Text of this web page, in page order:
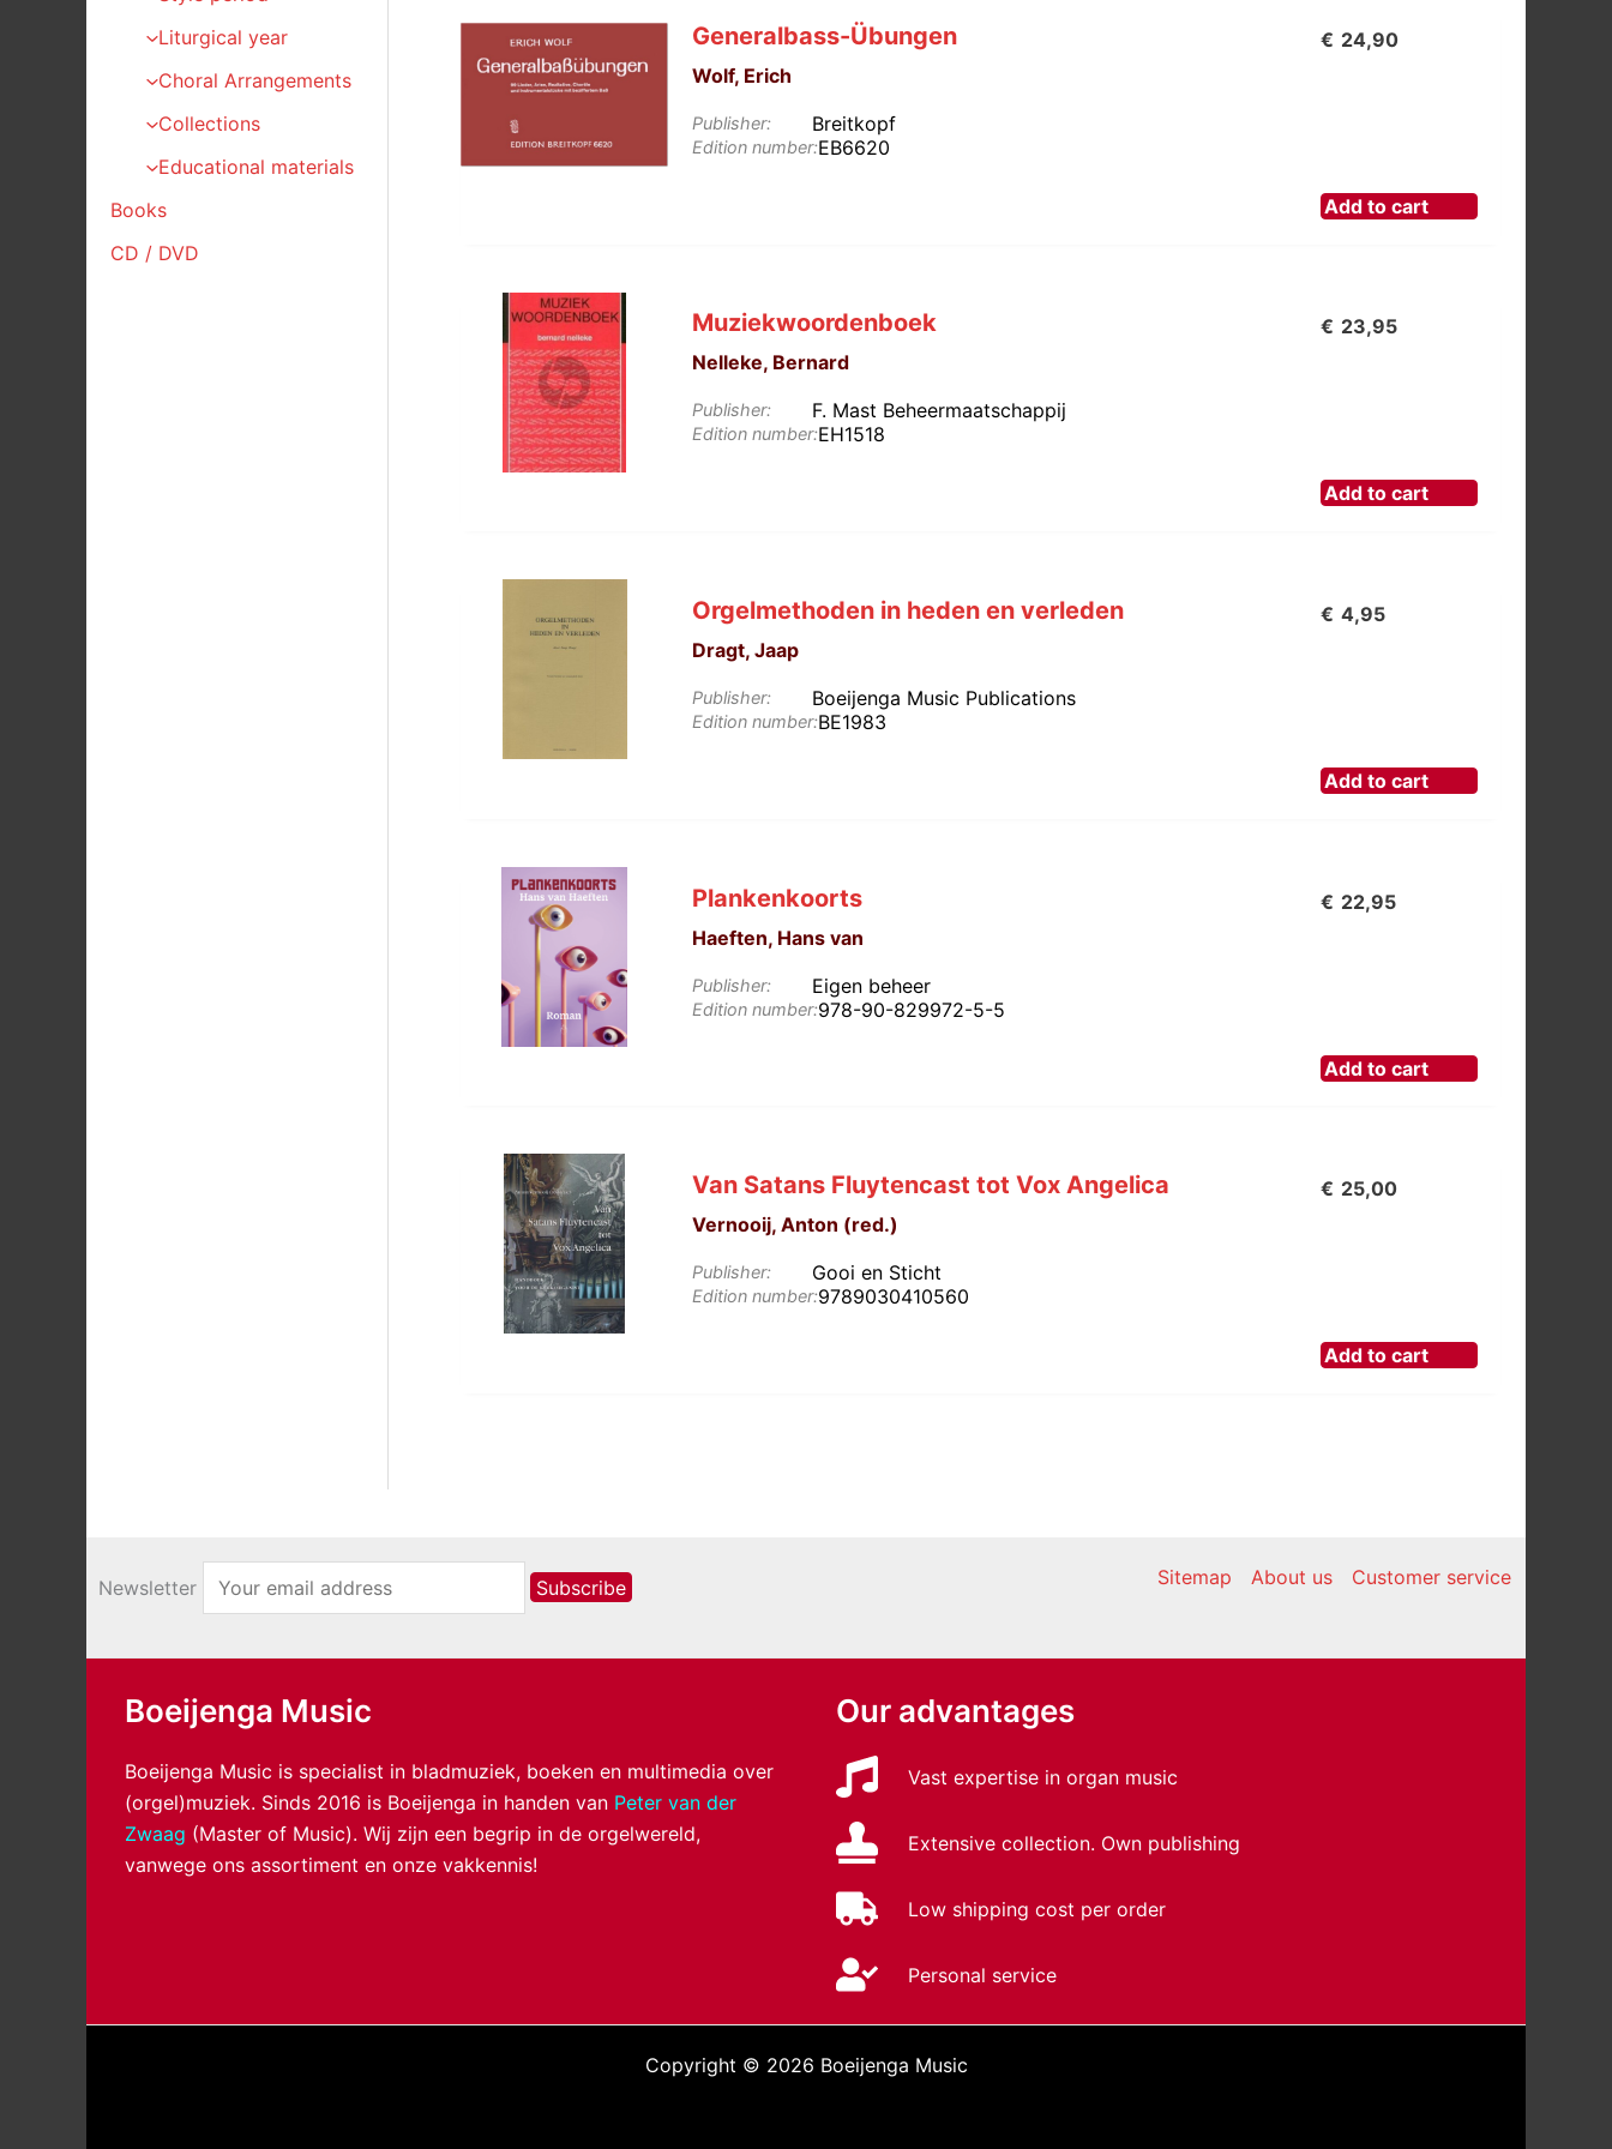
Liturgical year
Choral Arrangements
Collections
Educational materials
Books
CD / DVD
Generalbass-Übungen
Wolf, Erich
Publisher: Breitkopf
Edition number:EB6620
€ 24,90
Add to cart
Muziekwoordenboek
Nelleke, Bernard
Publisher: F. Mast Beheermaatschappij
Edition number:EH1518
€ 23,95
Add to cart
Orgelmethoden in heden en verleden
Dragt, Jaap
Publisher: Boeijenga Music Publications
Edition number:BE1983
€ 4,95
Add to cart
Plankenkoorts
Haeften, Hans van
Publisher: Eigen beheer
Edition number:978-90-829972-5-5
€ 22,95
Add to cart
Van Satans Fluytencast tot Vox Angelica
Vernooij, Anton (red.)
Publisher: Gooi en Sticht
Edition number:9789030410560
€ 25,00
Add to cart
Newsletter Sitemap About us Customer service
Boeijenga Music
Boeijenga Music is specialist in bladmuziek, boeken en multimedia over
(orgel)muziek. Sinds 2016 is Boeijenga in handen van Peter van der
Zwaag (Master of Music). Wij zijn een begrip in de orgelwereld,
vanwege ons assortiment en onze vakkennis!
Our advantages
Vast expertise in organ music
Extensive collection. Own publishing
Low shipping cost per order
Personal service
Copyright © 2026 Boeijenga Music